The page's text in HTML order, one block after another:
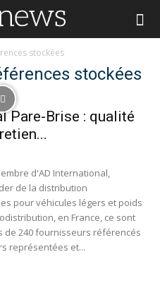
stockées
stockées
Pare-Brise : qualité
d'AD International,
de la distribution
pour véhicules légers et poids
en France, ce sont
de 240 fournisseurs référencés
représentées et...